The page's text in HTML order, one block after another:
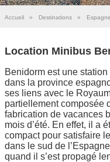
Accueil » Destinations » Espagne
Location Minibus
Benidorm est une
dans la province
ses liens avec le
partiellement composée
fabrication de vacances
mois d’été. En effet, il a
compact pour satisfaire
dans le sud de
quand il s’est propagé